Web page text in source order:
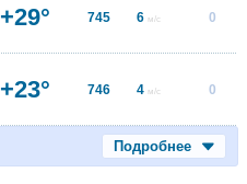
+29° 745 6 м/с 0
+23° 746 4 м/с 0
Подробнее